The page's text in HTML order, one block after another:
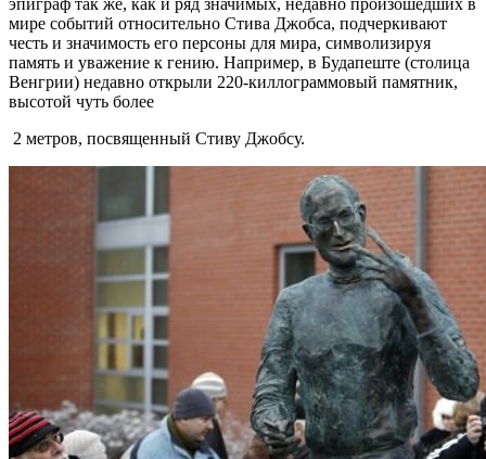
мире событий относительно Стива Джобса, подчеркивают
честь и значимость его персоны для мира, символизируя
память и уважение к гению. Например, в Будапеште (столица
Венгрии) недавно открыли 220-киллограммовый памятник,
высотой чуть более
2 метров, посвященный Стиву Джобсу.